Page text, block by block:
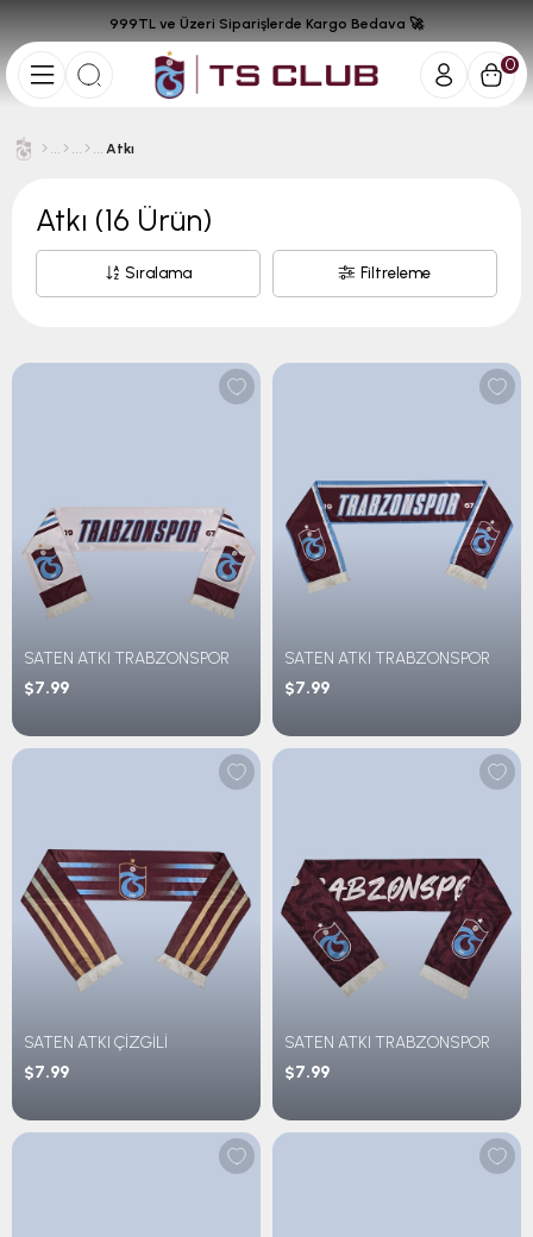
0
999TL ve Üzeri Siparişlerde Kargo Bedava 🚀
Atkı
Atkı (16 Ürün)
Filtreleme
Sıralama
SATEN ATKI TRABZONSPOR
$7.99
SATEN ATKI TRABZONSPOR
$7.99
SATEN ATKI ÇİZGİLİ
$7.99
SATEN ATKI TRABZONSPOR
$7.99